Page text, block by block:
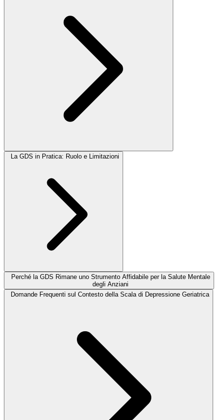
La GDS in Pratica: Ruolo e Limitazioni
Perché la GDS Rimane uno Strumento Affidabile per la Salute Mentale
degli Anziani
Domande Frequenti sul Contesto della Scala di Depressione Geriatrica